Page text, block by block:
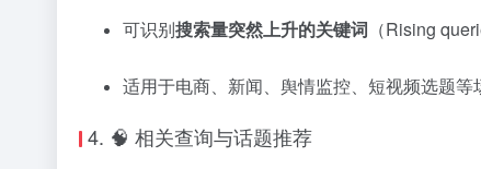
可识别搜索量突然上升的关键词 （Rising
适用于电商、新闻、舆情监控、短视频选题等
4. 🧠 相关查询与话题推荐